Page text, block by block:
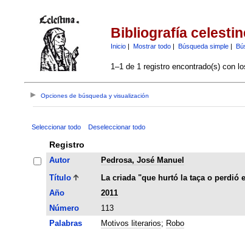
Bibliografía
Inicio| Mostrar todo| Búsqueda simple|
1–1 de 1 registro encontrado(s) con
Opciones de búsqueda y visualización
Seleccionar todo Deseleccionar todo
Registro
Autor
Pedrosa, José Manuel
Título
La criada "que hurtó la taça o perdió
Año
2011
Número
113
Palabras
Motivos literarios; Robo